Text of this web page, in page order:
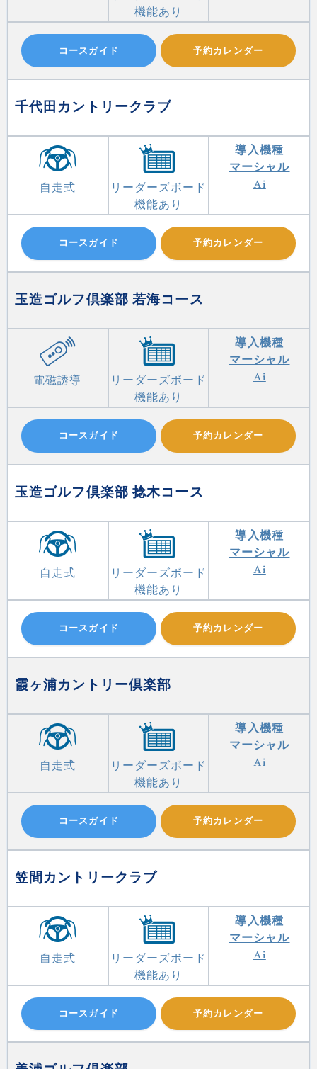
機能あり
コースガイド 予約カレンダー
千代田カントリークラブ
自走式
リーダーズボード
機能あり
導入機種
マーシャル
Ai
コースガイド 予約カレンダー
玉造ゴルフ倶楽部 若海コース
電磁誘導
リーダーズボード
機能あり
導入機種
マーシャル
Ai
コースガイド 予約カレンダー
玉造ゴルフ倶楽部 捻木コース
自走式
リーダーズボード
機能あり
導入機種
マーシャル
Ai
コースガイド 予約カレンダー
霞ヶ浦カントリー倶楽部
自走式
リーダーズボード
機能あり
導入機種
マーシャル
Ai
コースガイド 予約カレンダー
笠間カントリークラブ
自走式
リーダーズボード
機能あり
導入機種
マーシャル
Ai
コースガイド 予約カレンダー